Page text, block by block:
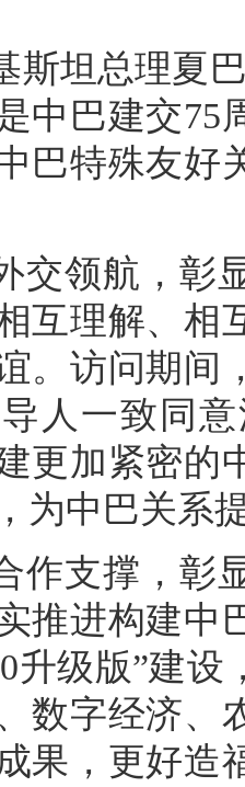
斯坦总理夏
中巴建交75
巴特殊友好
交领航，彰
互理解、相
。访问期间
人一致同
更加紧密的
为中巴关系
作支撑，彰
推进构建中
升级版”建
数字经济、
果，更好造